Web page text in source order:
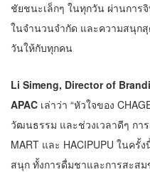
ชัยชนะเล็กๆ ในทุกวัน ผ่านกา
ในจำนวนจำกัด และความสนุกสุ
วันให้กับทุกคน
Li Simeng, Director of
APAC เล่าว่า “หัวใจของ
วัฒนธรรม และช่วงเวลาดีๆ กา
MART และ HACIPUPU ในครั้
สนุก ทั้งการดื่มชาและการสะสม